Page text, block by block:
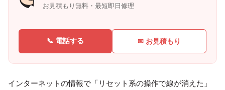
お見積もり無料・最短即日修理
📞 電話する ✉ お見積もり
インターネットの情報で「リセット系の操作で線が消えた」